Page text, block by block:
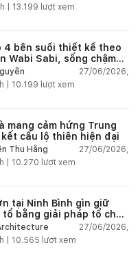
| 13.199 lượt xem
4 bên suối thiết kế theo
Wabi Sabi, sống chậm
nhiên
27/06/2026,
| 10.199 lượt xem
mang cảm hứng Trung
kết cấu lộ thiên hiện đại
Thu Hằng
27/06/2026,
| 10.270 lượt xem
tại Ninh Bình gìn giữ
bằng giải pháp tổ chức
gian
27/06/2026,
| 10.565 lượt xem